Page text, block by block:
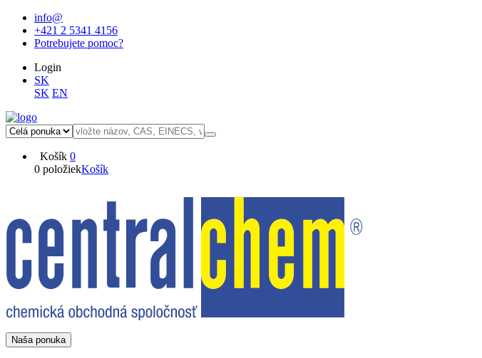
info@
+421 2 5341 4156
Potrebujete pomoc?
Login
SK
SK EN
Košík 0
0 položiekKošík
Naša ponuka